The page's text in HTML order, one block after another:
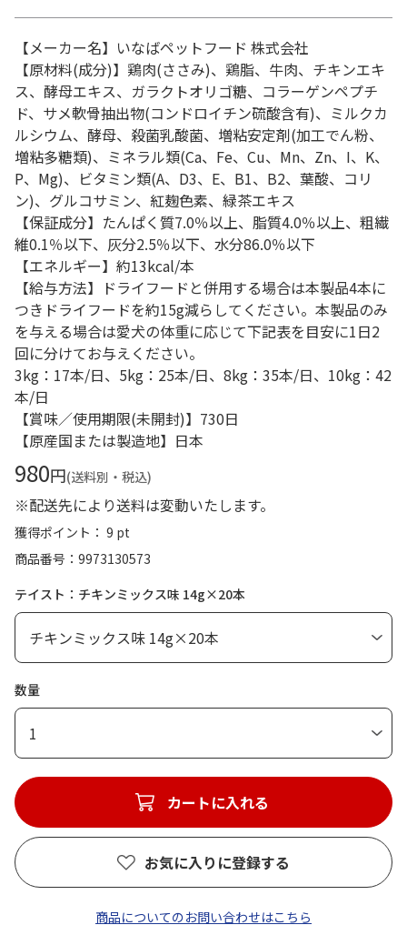
【メーカー名】いなばペットフード 株式会社
【原材料(成分)】鶏肉(ささみ)、鶏脂、牛肉、チキンエキ
ス、酵母エキス、ガラクトオリゴ糖、コラーゲンペプチ
ド、サメ軟骨抽出物(コンドロイチン硫酸含有)、ミルクカ
ルシウム、酵母、殺菌乳酸菌、増粘安定剤(加工でん粉、
増粘多糖類)、ミネラル類(Ca、Fe、Cu、Mn、Zn、I、K、
P、Mg)、ビタミン類(A、D3、E、B1、B2、葉酸、コリ
ン)、グルコサミン、紅麹色素、緑茶エキス
【保証成分】たんぱく質7.0％以上、脂質4.0％以上、粗繊
維0.1％以下、灰分2.5％以下、水分86.0％以下
【エネルギー】約13kcal/本
【給与方法】ドライフードと併用する場合は本製品4本に
つきドライフードを約15g減らしてください。本製品のみ
を与える場合は愛犬の体重に応じて下記表を目安に1日2
回に分けてお与えください。
3kg：17本/日、5kg：25本/日、8kg：35本/日、10kg：42
本/日
【賞味／使用期限(未開封)】730日
【原産国または製造地】日本
980円(送料別・税込)
※配送先により送料は変動いたします。
獲得ポイント： 9 pt
商品番号
9973130573
テイスト：チキンミックス味 14g×20本
数量
1
カートに入れる
お気に入りに登録する
商品についてのお問い合わせはこちら